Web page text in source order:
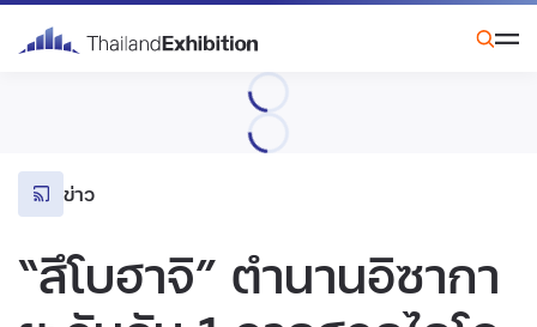
ข่าว
“สึโบฮาจิ” ตำนานอิซากา